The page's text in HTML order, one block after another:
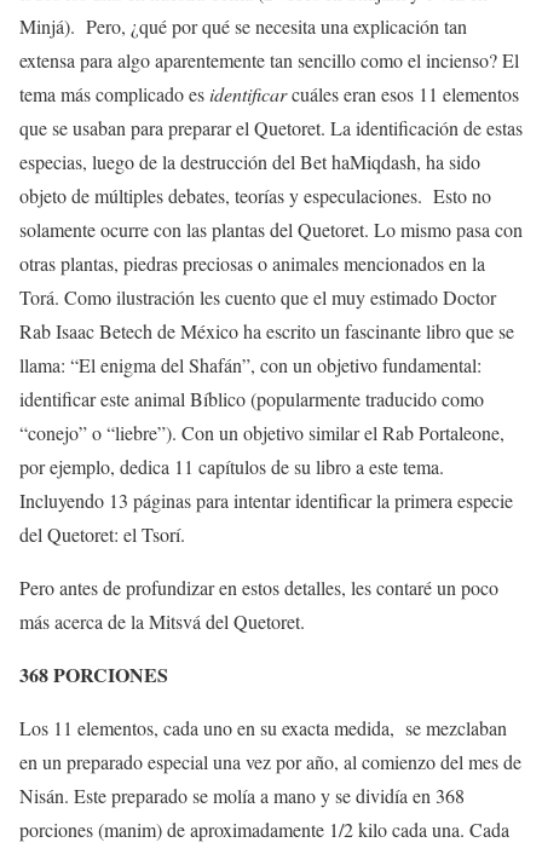
Minjá). Pero, ¿qué por qué se necesita una explicación tan
extensa para algo aparentemente tan sencillo como el incienso? El
tema más complicado es identificarcuáles eran esos 11 elementos
que se usaban para preparar el Quetoret. La identificación de estas
especias, luego de la destrucción del Bet haMiqdash, ha sido
objeto de múltiples debates, teorías y especulaciones. Esto no
solamente ocurre con las plantas del Quetoret. Lo mismo pasa con
otras plantas, piedras preciosas o animales mencionados en la
Torá. Como ilustración les cuento que el muy estimado Doctor
Rab Isaac Betech de México ha escrito un fascinante libro que se
llama: “El enigma del Shafán”, con un objetivo fundamental:
identificar este animal Bíblico (popularmente traducido como
“conejo” o “liebre”). Con un objetivo similar el Rab Portaleone,
por ejemplo, dedica 11 capítulos de su libro a este tema.
Incluyendo 13 páginas para intentar identificar la primera especie
del Quetoret: el Tsorí.
Pero antes de profundizar en estos detalles, les contaré un poco
más acerca de la Mitsvá del Quetoret.
368 PORCIONES
Los 11 elementos, cada uno en su exacta medida, se mezclaban
en un preparado especial una vez por año, al comienzo del mes de
Nisán. Este preparado se molía a mano y se dividía en 368
porciones (manim) de aproximadamente 1/2 kilo cada una. Cada